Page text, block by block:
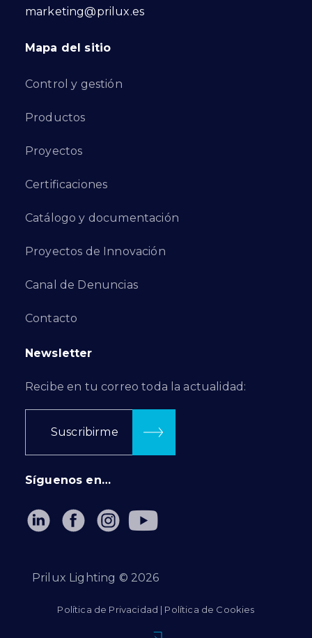
marketing@prilux.es
Mapa del sitio
Control y gestión
Productos
Proyectos
Certificaciones
Catálogo y documentación
Proyectos de Innovación
Canal de Denuncias
Contacto
Newsletter
Recibe en tu correo toda la actualidad:
Suscribirme
Síguenos en…
Prilux Lighting © 2026
Política de Privacidad | Política de Cookies